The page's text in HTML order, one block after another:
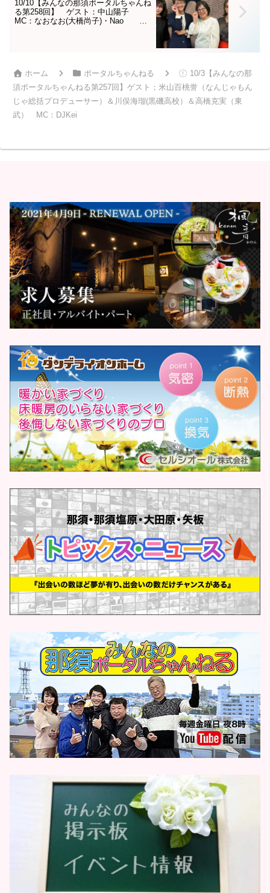
10/10【みんなの那須ポータルちゃんね
る第258回】 ゲスト：中山陽子
MC：なおなお(大橋尚子)・Nao
ホーム ポータルちゃんねる
10/3【みんなの那
須ポータルちゃんねる第257回】ゲスト；米山百桃誉（なんじゃもん
じゃ総括プロデューサー）＆川俣海瑠(黒磯高校）＆高橋克実（東
武） MC：DJKei